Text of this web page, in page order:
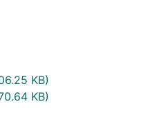
KB)
KB)